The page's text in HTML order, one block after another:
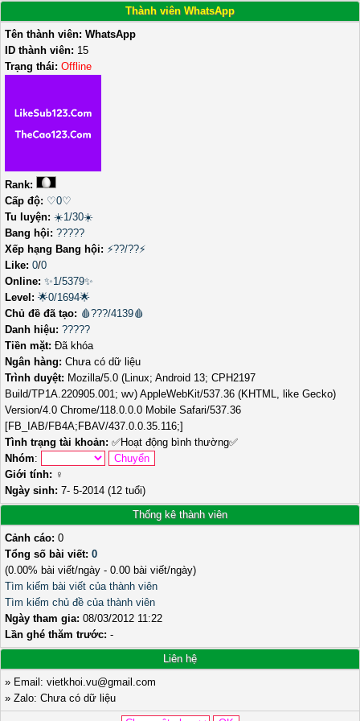
Thành viên WhatsApp
Tên thành viên: WhatsApp
ID thành viên: 15
Trạng thái: Offline
Rank:
Cấp độ: ♡0♡
Tu luyện: ☀️1/30☀️
Bang hội: ?????
Xếp hạng Bang hội: ⚡??/??⚡
Like: 0/0
Online: ✨1/5379✨
Level: 🌟0/1694🌟
Chủ đề đã tạo: 🩸???/4139🩸
Danh hiệu: ?????
Tiền mặt: Đã khóa
Ngân hàng: Chưa có dữ liệu
Trình duyệt: Mozilla/5.0 (Linux; Android 13; CPH2197
Build/TP1A.220905.001; wv) AppleWebKit/537.36 (KHTML, like Gecko)
Version/4.0 Chrome/118.0.0.0 Mobile Safari/537.36
[FB_IAB/FB4A;FBAV/437.0.0.35.116;]
Tình trạng tài khoản: ✅Hoạt động bình thường✅
Nhóm:
Giới tính: ♀️
Ngày sinh: 7- 5-2014 (12 tuổi)
Thống kê thành viên
Cảnh cáo: 0
Tổng số bài viết: 0
(0.00% bài viết/ngày - 0.00 bài viết/ngày)
Tìm kiếm bài viết của thành viên
Tìm kiếm chủ đề của thành viên
Ngày tham gia: 08/03/2012 11:22
Lần ghé thăm trước: -
Liên hệ
» Email: vietkhoi.vu@gmail.com
» Zalo: Chưa có dữ liệu